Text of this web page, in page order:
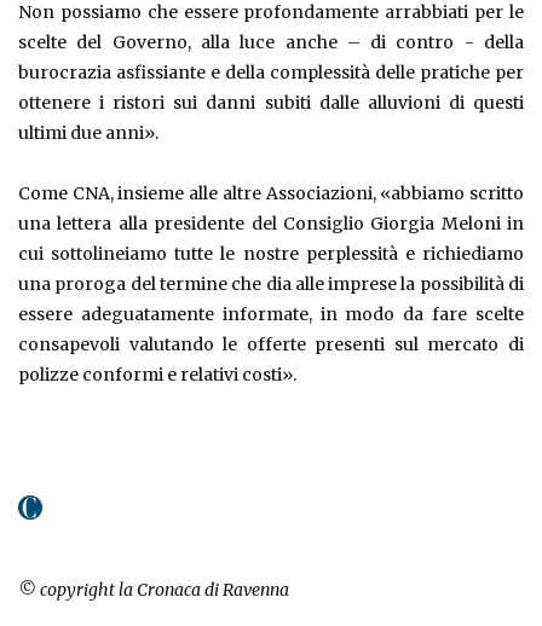
Non possiamo che essere profondamente arrabbiati per le
scelte del Governo, alla luce anche – di contro - della
burocrazia asfissiante e della complessità delle pratiche per
ottenere i ristori sui danni subiti dalle alluvioni di questi
ultimi due anni».
Come CNA, insieme alle altre Associazioni, «abbiamo scritto
una lettera alla presidente del Consiglio Giorgia Meloni in
cui sottolineiamo tutte le nostre perplessità e richiediamo
una proroga del termine che dia alle imprese la possibilità di
essere adeguatamente informate, in modo da fare scelte
consapevoli valutando le offerte presenti sul mercato di
polizze conformi e relativi costi».
© copyright la Cronaca di Ravenna